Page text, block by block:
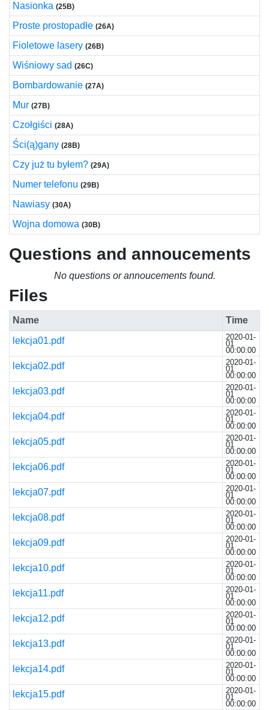
Nasionka (25B)
Proste prostopadłe (26A)
Fioletowe lasery (26B)
Wiśniowy sad (26C)
Bombardowanie (27A)
Mur (27B)
Czołgiści (28A)
Ści(ą)gany (28B)
Czy już tu byłem? (29A)
Numer telefonu (29B)
Nawiasy (30A)
Wojna domowa (30B)
Questions and annoucements
No questions or annoucements found.
Files
Name
Time
lekcja01.pdf
2020-01-
01
00:00:00
lekcja02.pdf 2020-01-
01
00:00:00
lekcja03.pdf 2020-01-
01
00:00:00
lekcja04.pdf 2020-01-
01
00:00:00
lekcja05.pdf 2020-01-
01
00:00:00
lekcja06.pdf 2020-01-
01
00:00:00
lekcja07.pdf 2020-01-
01
00:00:00
lekcja08.pdf 2020-01-
01
00:00:00
lekcja09.pdf 2020-01-
01
00:00:00
lekcja10.pdf 2020-01-
01
00:00:00
lekcja11.pdf 2020-01-
01
00:00:00
lekcja12.pdf 2020-01-
01
00:00:00
lekcja13.pdf 2020-01-
01
00:00:00
lekcja14.pdf 2020-01-
01
00:00:00
lekcja15.pdf 2020-01-
01
00:00:00